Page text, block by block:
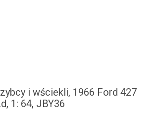
i wściekli, 1966 Ford 427
1: 64, JBY36